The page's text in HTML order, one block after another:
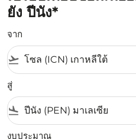
ยัง ปีนัง*
จาก
flight_takeoff
สู่
flight_land
งบประมาณ